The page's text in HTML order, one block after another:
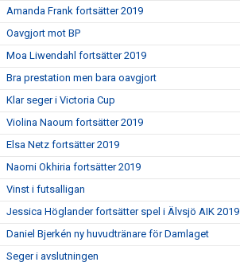
Amanda Frank fortsätter 2019
Oavgjort mot BP
Moa Liwendahl fortsätter 2019
Bra prestation men bara oavgjort
Klar seger i Victoria Cup
Violina Naoum fortsätter 2019
Elsa Netz fortsätter 2019
Naomi Okhiria fortsätter 2019
Vinst i futsalligan
Jessica Höglander fortsätter spel i Älvsjö AIK 2019
Daniel Bjerkén ny huvudtränare för Damlaget
Seger i avslutningen